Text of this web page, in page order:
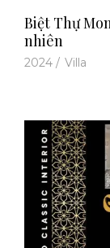
Biệt Thự
nhiên
2024 / Villa